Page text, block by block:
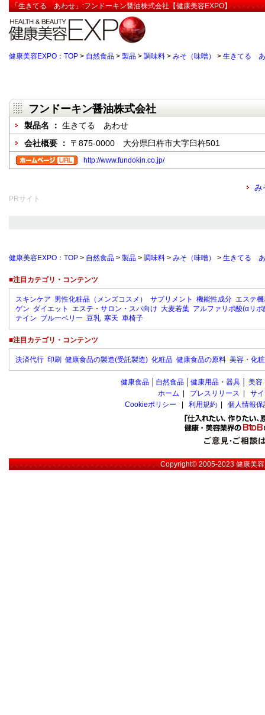
「生きてる あわせ」:フンドーキン醤油株式会社【健康美容EXPO】
健康美容EXPO：TOP > 自然食品 > 製品 > 調味料 > みそ（味噌） > 生きてる
フンドーキン醤油株式会社
製品名 ： 生きてる あわせ
会社概要 ： 〒875-0000 大分県臼杵市大字臼杵501
http://www.fundokin.co.jp/
み
PRサイト
健康美容EXPO：TOP > 自然食品 > 製品 > 調味料 > みそ（味噌） > 生きてる
■注目カテゴリ・コンテンツ
スキンケア 男性化粧品（メンズコスメ） サプリメント 機能性成分 エステ
ゲン ダイエット エステ・サロン・スパ向け 大麦若葉 アルファリポ酸(αリポ
テイン ブルーベリー 豆乳 寒天 車椅子
■注目カテゴリ・コンテンツ
決済代行 印刷 健康食品の製造(受託製造) 化粧品 健康食品の原料 美容・化
健康食品 自然食品 健康用品・器具 美容
ホーム
プレスリリース
サ
Cookieポリシー
利用規約 個人情報
Copyright© 2005-2023健康美